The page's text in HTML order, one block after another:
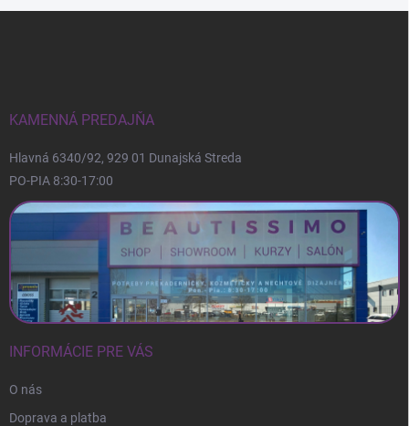
KAMENNÁ PREDAJŇA
Hlavná 6340/92, 929 01 Dunajská Streda
PO-PIA 8:30-17:00
INFORMÁCIE PRE VÁS
O nás
Doprava a platba